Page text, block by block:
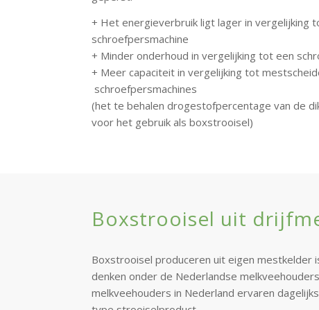
+ Het energieverbruik ligt lager in vergelijking
schroefpersmachine
+ Minder onderhoud in vergelijking tot een
+ Meer capaciteit in vergelijking tot
schroefpersmachines
(het te behalen drogestofpercentage van de
voor het gebruik als boxstrooisel)
Boxstrooisel uit
Boxstrooisel produceren uit eigen mestkelder
denken onder de Nederlandse
melkveehouders in Nederland ervaren